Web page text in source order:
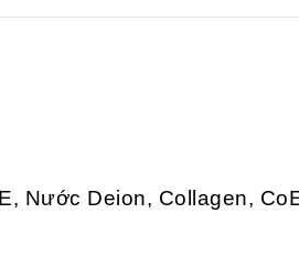
Nước Deion, Collagen,